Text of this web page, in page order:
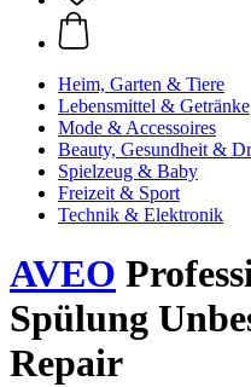
Heim, Garten & Tiere
Lebensmittel & Getränke
Mode & Accessoires
Beauty, Gesundheit &
Spielzeug & Baby
Freizeit & Sport
Technik & Elektronik
AVEO
Spülung
Repair